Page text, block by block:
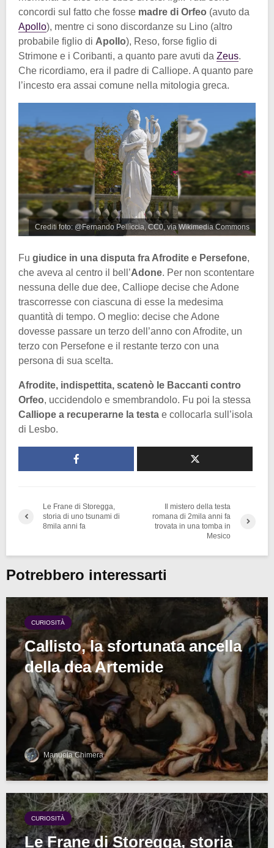
concordi sul fatto che fosse madre di Orfeo (avuto da
Apollo), mentre ci sono discordanze su Lino (altro
probabile figlio di Apollo), Reso, forse figlio di
Strimone e i Coribanti, a quanto pare avuti da Zeus.
Che ricordiamo, era il padre di Calliope. A quanto pare
l’incesto era assai comune nella mitologia greca.
Crediti foto: @Fernando Pelliccia, CC0, via Wikimedia Commons
Fu giudice in una disputa fra Afrodite e Persefone,
che aveva al centro il bell’Adone. Per non scontentare
nessuna delle due dee, Calliope decise che Adone
trascorresse con ciascuna di esse la medesima
quantità di tempo. O meglio: decise che Adone
dovesse passare un terzo dell’anno con Afrodite, un
terzo con Persefone e il restante terzo con una
persona di sua scelta.
Afrodite, indispettita, scatenò le Baccanti contro
Orfeo, uccidendolo e smembrandolo. Fu poi la stessa
Calliope a recuperarne la testa e collocarla sull’isola
di Lesbo.
Le Frane di Storegga,
storia di uno tsunami di
8mila anni fa
Il mistero della testa
romana di 2mila anni fa
trovata in una tomba in
Mesico
Potrebbero interessarti
CURIOSITÀ
Callisto, la sfortunata ancella
della dea Artemide
Manuela Chimera
CURIOSITÀ
Le Frane di Storegga, storia